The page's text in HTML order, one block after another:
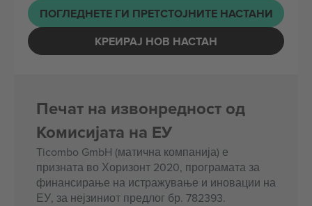
ПОГЛЕДНЕТЕ ГИ ПРЕТСТОЈНИТЕ НАСТАНИ
КРЕИРАЈ НОВ НАСТАН
Печат на извонредност од
Комисијата на ЕУ
Ticombo GmbH (матична компанија) е
призната во Хоризонт 2020, програмата за
финансирање на истражување и иновации на
ЕУ, за нејзиниот предлог бр. 782393.